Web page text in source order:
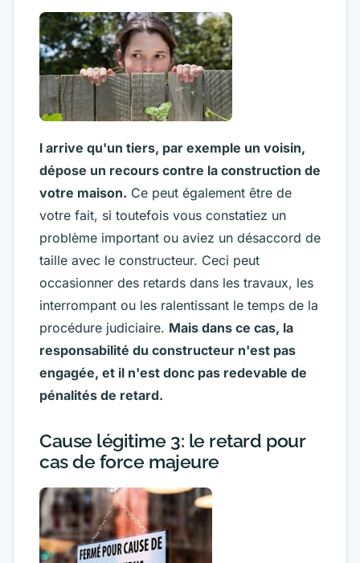
l arrive qu'un tiers, par exemple un voisin,
dépose un recours contre la construction de
votre maison. Ce peut également être de
votre fait, si toutefois vous constatiez un
problème important ou aviez un désaccord de
taille avec le constructeur. Ceci peut
occasionner des retards dans les travaux, les
interrompant ou les ralentissant le temps de la
procédure judiciaire. Mais dans ce cas, la
responsabilité du constructeur n'est pas
engagée, et il n'est donc pas redevable de
pénalités de retard.
Cause légitime 3: le retard pour
cas de force majeure